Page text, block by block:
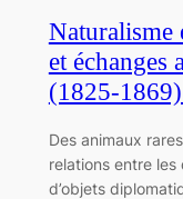
Naturalisme
et échanges
(1825-
Des animaux
relations entre
d’objets